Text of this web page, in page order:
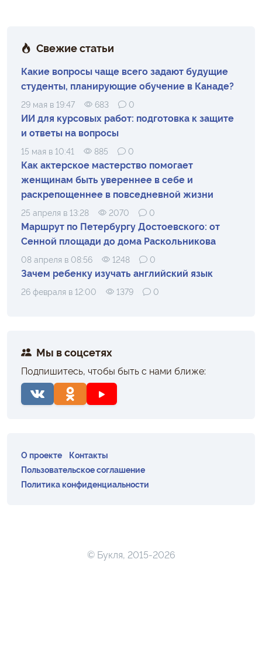
Свежие статьи
Какие вопросы чаще всего задают будущие
студенты, планирующие обучение в Канаде?
29 мая в 19:47 683 0
ИИ для курсовых работ: подготовка к защите
и ответы на вопросы
15 мая в 10:41 885 0
Как актерское мастерство помогает
женщинам быть увереннее в себе и
раскрепощеннее в повседневной жизни
25 апреля в 13:28 2070 0
Маршрут по Петербургу Достоевского: от
Сенной площади до дома Раскольникова
08 апреля в 08:56 1248 0
Зачем ребенку изучать английский язык
26 февраля в 12:00 1379 0
Мы в соцсетях
Подпишитесь, чтобы быть с нами ближе:
О проекте
Контакты
Пользовательское соглашение
Политика конфиденциальности
© Букля, 2015-2026